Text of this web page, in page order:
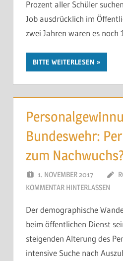
Prozent aller Schüler
Job ausdrücklich im
zwei Jahren waren es noch
BITTE WEITERLESEN
Bundeswehr:
zum
1. NOVEMBER 2017
KOMMENTAR HINTERLASSEN
Der demographische
beim öffentlichen Dienst
steigenden Alterung des
intensive Suche nach
Und irgendwann in die
nicht in der Motivation der
darf – und was danach
Eine Führungsklausur nach
genau das. In einem oder
Ergebnis.